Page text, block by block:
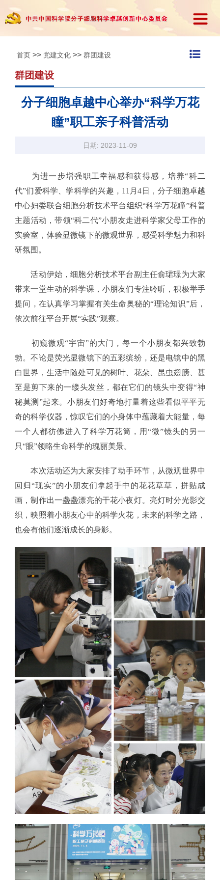
首页 >> 党建文化 >> 群团建设
群团建设
分子细胞卓越中心举办“科学万花
瞳”职工亲子科普活动
日期: 2023-11-09
为进一步增强职工幸福感和获得感，培养“科二
代”们爱科学、学科学的兴趣，11月4日，分子细胞卓越
中心妇委联合细胞分析技术平台组织“科学万花瞳”科普
主题活动，带领“科二代”小朋友走进科学家父母工作的
实验室，体验显微镜下的微观世界，感受科学魅力和科
研氛围。
活动伊始，细胞分析技术平台副主任俞珺璟为大家
带来一堂生动的科学课，小朋友们专注聆听，积极举手
提问，在认真学习掌握有关生命奥秘的“理论知识”后，
依次前往平台开展“实践”观察。
初窥微观“宇宙”的大门，每一个小朋友都兴致勃
勃。不论是荧光显微镜下的五彩缤纷，还是电镜中的黑
白世界，生活中随处可见的树叶、花朵、昆虫翅膀、甚
至是剪下来的一缕头发丝，都在它们的镜头中变得“神
秘莫测”起来。小朋友们好奇地打量着这些看似平平无
奇的科学仪器，惊叹它们的小身体中蕴藏着大能量，每
一个人都彷佛进入了科学万花筒，用“微”镜头的另一
只“眼”领略生命科学的瑰丽美景。
本次活动还为大家安排了动手环节，从微观世界中
回归“现实”的小朋友们拿起手中的花花草草，拼贴成
画，制作出一盏盏漂亮的干花小夜灯。亮灯时分光影交
织，映照着小朋友心中的科学火花，未来的科学之路，
也会有他们逐渐成长的身影。